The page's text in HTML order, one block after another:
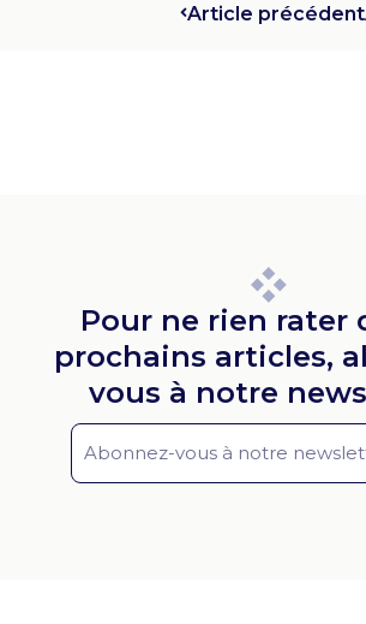
Article précédent
Pour ne rien rater
prochains articles,
vous à notre